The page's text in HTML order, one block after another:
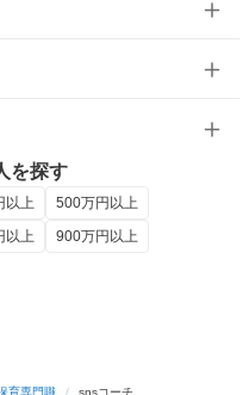
を探す
以上
500万円以上
以上
900万円以上
育専門職 / snsコーチ